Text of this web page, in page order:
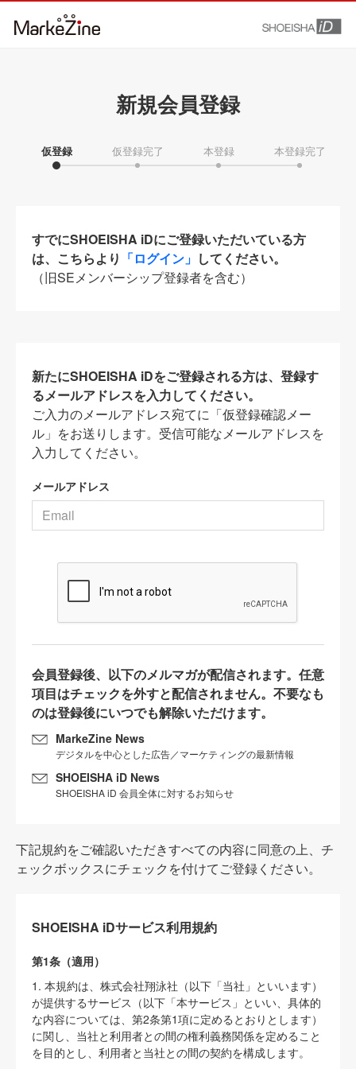
新規会員登録
仮登録 仮登録完了 本登録 本登録完了
すでにSHOEISHA iDにご登録いただいている方
は、こちらより 「ログイン」 してください。
（旧SEメンバーシップ登録者を含む）
新たにSHOEISHA iDをご登録される方は、登録す
るメールアドレスを入力してください。
ご入力のメールアドレス宛てに「仮登録確認メー
ル」をお送りします。受信可能なメールアドレスを
入力してください。
メールアドレス
会員登録後、以下のメルマガが配信されます。任意
項目はチェックを外すと配信されません。不要なも
のは登録後にいつでも解除いただけます。
MarkeZine News
デジタルを中心とした広告／マーケティングの最新情報
SHOEISHA iD News
SHOEISHA iD 会員全体に対するお知らせ
下記規約をご確認いただきすべての内容に同意の上、チ
ェックボックスにチェックを付けてご登録ください。
SHOEISHA iDサービス利用規約
第1条（適用）
1. 本規約は、株式会社翔泳社（以下「当社」といいます）
が提供するサービス（以下「本サービス」といい、具体的
な内容については、第2条第1項に定めるとおりとします）
に関し、当社と利用者との間の権利義務関係を定めること
を目的とし、利用者と当社との間の契約を構成します。